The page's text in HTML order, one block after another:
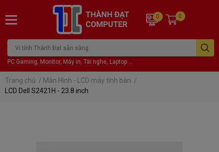
PC Gaming, Monitor, Máy in, Tai nghe, Laptop ...
0 0
Trang chủ / Màn Hình - LCD máy tính bàn /
LCD Dell S2421H - 23.8 inch